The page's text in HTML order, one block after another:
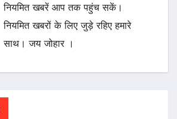
नियमित खबरें आप तक पहुंच सकें।
नियमित खबरों के लिए जुड़े रहिए हमारे
साथ। जय जोहार ।